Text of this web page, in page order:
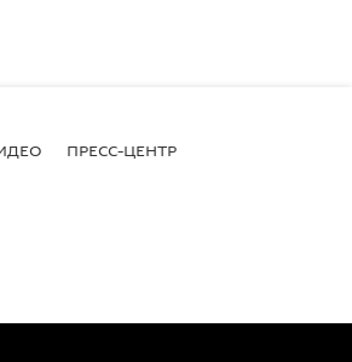
ПРЕСС-ЦЕНТР